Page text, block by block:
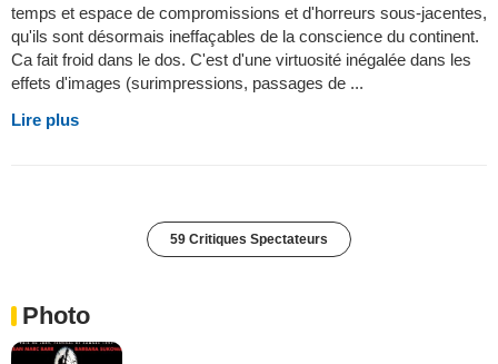
temps et espace de compromissions et d'horreurs sous-jacentes,
qu'ils sont désormais ineffaçables de la conscience du continent.
Ca fait froid dans le dos. C'est d'une virtuosité inégalée dans les
effets d'images (surimpressions, passages de ...
Lire plus
59 Critiques Spectateurs
Photo